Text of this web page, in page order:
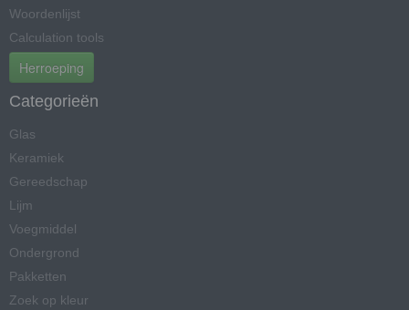
Woordenlijst
Calculation tools
Herroeping
Categorieën
Glas
Keramiek
Gereedschap
Lijm
Voegmiddel
Ondergrond
Pakketten
Zoek op kleur